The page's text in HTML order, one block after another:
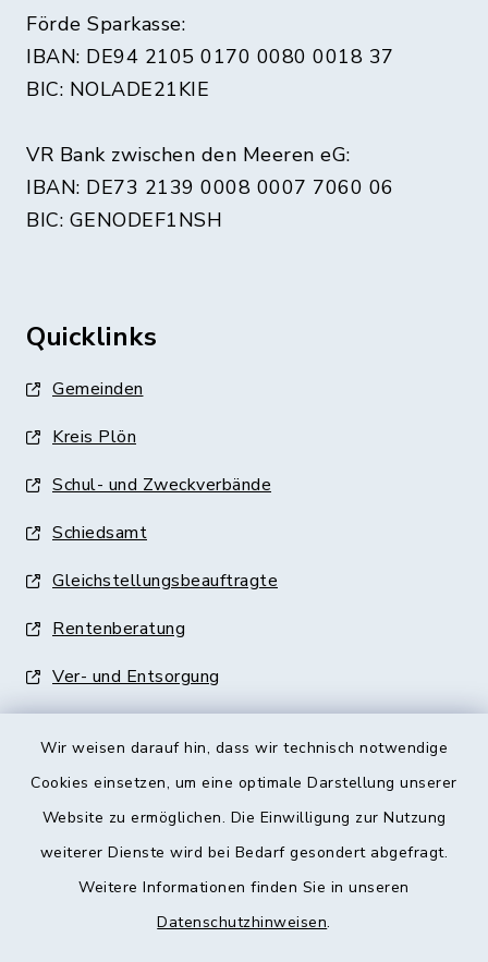
Wir weisen darauf hin, dass wir technisch notwendige
Cookies einsetzen, um eine optimale Darstellung unserer
Website zu ermöglichen. Die Einwilligung zur Nutzung
weiterer Dienste wird bei Bedarf gesondert abgefragt.
Weitere Informationen finden Sie in unseren
Datenschutzhinweisen.
Förde Sparkasse:
IBAN: DE94 2105 0170 0080 0018 37
BIC: NOLADE21KIE
VR Bank zwischen den Meeren eG:
IBAN: DE73 2139 0008 0007 7060 06
BIC: GENODEF1NSH
Quicklinks
Gemeinden
Kreis Plön
Schul- und Zweckverbände
Schiedsamt
Gleichstellungsbeauftragte
Rentenberatung
Ver- und Entsorgung
Barrierefreiheit